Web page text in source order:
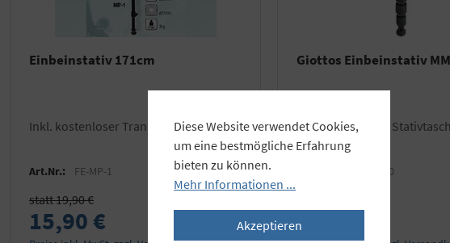
Einbeinstativ 171cm
inkl. kostenloser Transporttasche
Art.Nr.: FE-MP-1
statt 19,90 €
15,90 €
Giottos Einbeinstativ
Alu / inkl. GRATIS
GI-MM9750
29,90 €
Diese Website verwendet Cookies,
um eine bestmögliche Erfahrung
bieten zu können.
Mehr Informationen ...
Akzeptieren